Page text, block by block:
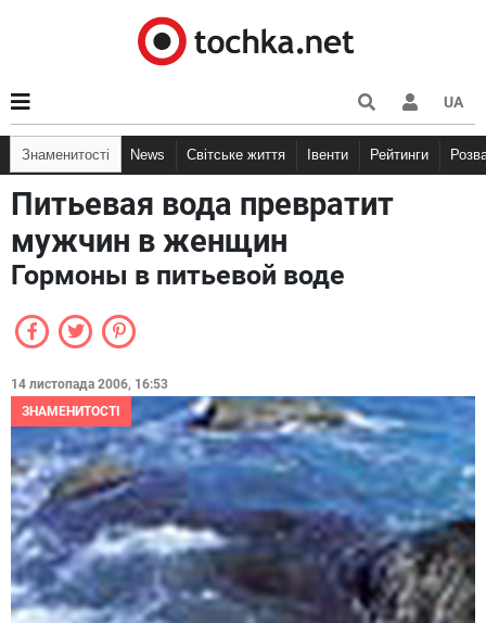
UA
Знаменитості News Світське життя Івенти Рейтинги
Питьевая вода превратит
мужчин в женщин
Гормоны в питьевой воде
14 листопада 2006, 16:53
ЗНАМЕНИТОСТІ